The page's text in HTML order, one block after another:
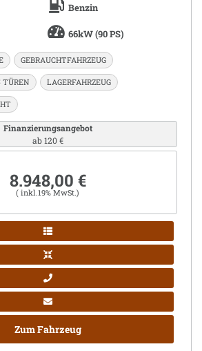
Benzin
66kW (90 PS)
GEBRAUCHTFAHRZEUG
TÜREN LAGERFAHRZEUG
Finanzierungsangebot
ab 120 €
8.948,00 €
( inkl.19% MwSt.)
Zum Fahrzeug